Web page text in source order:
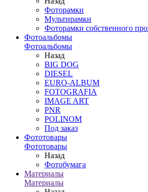
Фоторамки
Мультирамки
Фоторамки собственного
Фотоальбомы
Фотоальбомы
Назад
BIG DOG
DIESEL
EURO-ALBUM
FOTOGRAFIA
IMAGE ART
PNR
POLINOM
Под заказ
Фототовары
Фототовары
Назад
Фотобумага
Материалы
Материалы